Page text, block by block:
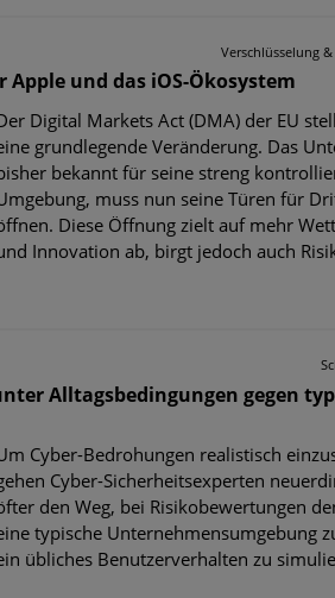
Verschlüsselung
und das iOS-Ökosystem
Digital Markets Act (DMA) der EU
grundlegende Veränderung. Das
bekannt für seine streng
muss nun seine Türen für
Diese Öffnung zielt auf mehr
Innovation ab, birgt jedoch auch
Alltagsbedingungen gegen
Cyber-Bedrohungen realistisch
Cyber-Sicherheitsexperten
den Weg, bei Risikobewertungen
typische Unternehmensumgebung
übliches Benutzerverhalten zu